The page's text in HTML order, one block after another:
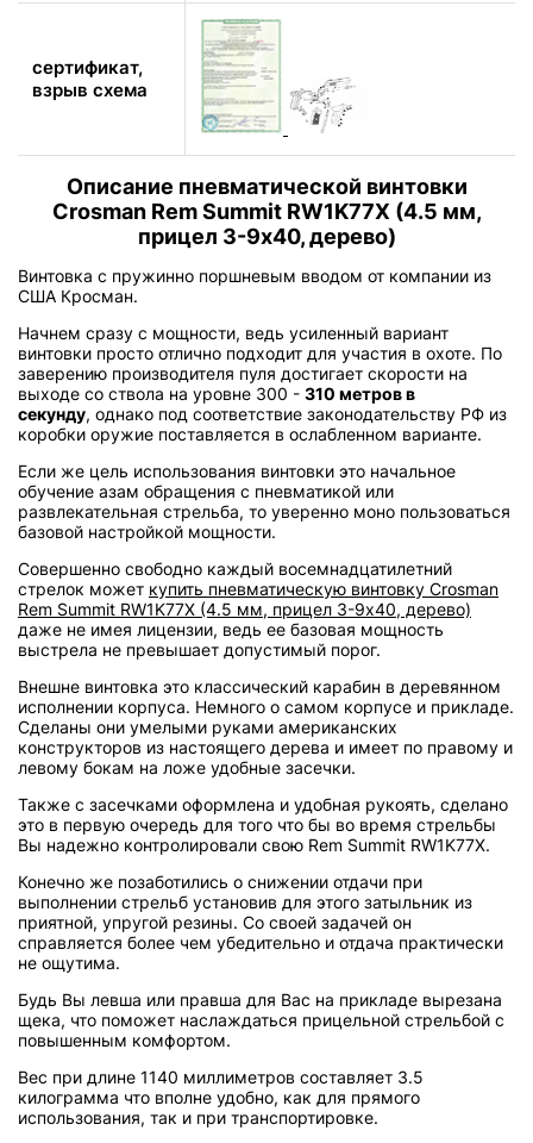
сертификат,
взрыв схема
Описание пневматической винтовки
Crosman Rem Summit RW1K77X (4.5 мм,
прицел 3-9х40, дерево)
Винтовка с пружинно поршневым вводом от компании из
США Кросман.
Начнем сразу с мощности, ведь усиленный вариант
винтовки просто отлично подходит для участия в охоте. По
заверению производителя пуля достигает скорости на
выходе со ствола на уровне 300 - 310 метров в
секунду, однако под соответствие законодательству РФ из
коробки оружие поставляется в ослабленном варианте.
Если же цель использования винтовки это начальное
обучение азам обращения с пневматикой или
развлекательная стрельба, то уверенно моно пользоваться
базовой настройкой мощности.
Совершенно свободно каждый восемнадцатилетний
стрелок может купить пневматическую винтовку Crosman
Rem Summit RW1K77X (4.5 мм, прицел 3-9х40, дерево)
даже не имея лицензии, ведь ее базовая мощность
выстрела не превышает допустимый порог.
Внешне винтовка это классический карабин в деревянном
исполнении корпуса. Немного о самом корпусе и прикладе.
Сделаны они умелыми руками американских
конструкторов из настоящего дерева и имеет по правому и
левому бокам на ложе удобные засечки.
Также с засечками оформлена и удобная рукоять, сделано
это в первую очередь для того что бы во время стрельбы
Вы надежно контролировали свою Rem Summit RW1K77X.
Конечно же позаботились о снижении отдачи при
выполнении стрельб установив для этого затыльник из
приятной, упругой резины. Со своей задачей он
справляется более чем убедительно и отдача практически
не ощутима.
Будь Вы левша или правша для Вас на прикладе вырезана
щека, что поможет наслаждаться прицельной стрельбой с
повышенным комфортом.
Вес при длине 1140 миллиметров составляет 3.5
килограмма что вполне удобно, как для прямого
использования, так и при транспортировке.